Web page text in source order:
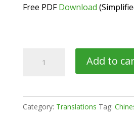
Free PDFDownload
一
顿
Add to
Category: Translations Tag: